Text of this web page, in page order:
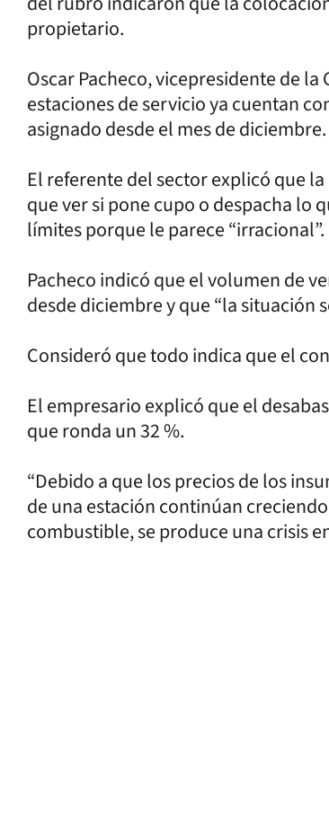
propietario.
Oscar Pacheco, vicepresidente de
estaciones de servicio ya cuentan
asignado desde el mes de diciembre.
El referente del sector explicó que
que ver si pone cupo o despacha lo
límites porque le parece “irracional”.
Pacheco indicó que el volumen de
desde diciembre y que “la situación
Consideró que todo indica que el
El empresario explicó que el
que ronda un 32 %.
“Debido a que los precios de los
de una estación continúan
combustible, se produce una crisis